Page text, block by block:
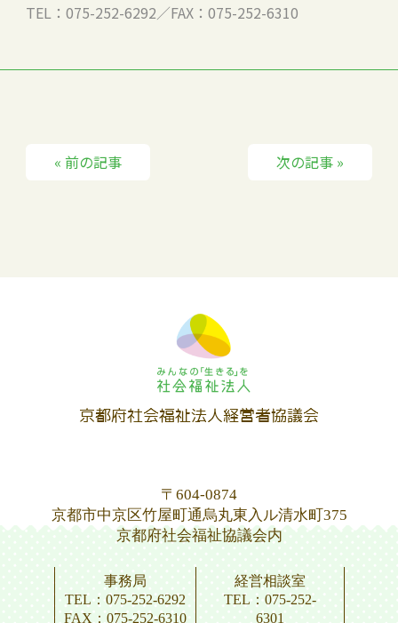
TEL：075-252-6292／FAX：075-252-6310
« 前の記事 次の記事 »
〒604-0874
京都市中京区竹屋町通烏丸東入ル清水町375
京都府社会福祉協議会内
事務局
TEL：075-252-6292
FAX：075-252-6310
経営相談室
TEL：075-252-
6301